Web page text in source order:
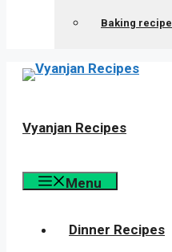
Baking recipe
Vyanjan Recipes
Menu
Dinner Recipes